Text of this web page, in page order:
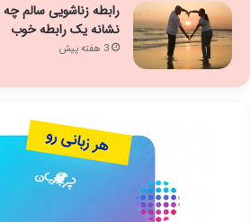
نشانه یک رابطه خوب
3 هفته پیش